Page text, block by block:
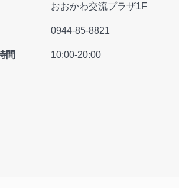
おおかわ交流プラザ1F
0944-85-8821
間 10:00-20:00